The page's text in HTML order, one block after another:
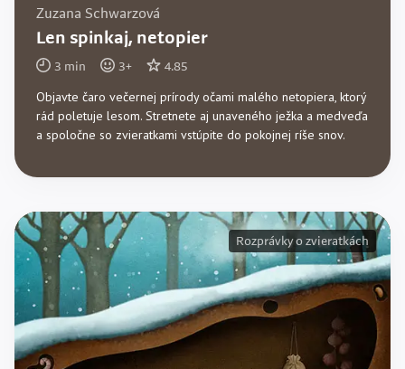
Zuzana Schwarzová
Len spinkaj, netopier
3 min 3+ 4.85
Objavte čaro večernej prírody očami malého netopiera, ktorý
rád poletuje lesom. Stretnete aj unaveného ježka a medveďa
a spoločne so zvieratkami vstúpite do pokojnej ríše snov.
Rozprávky o zvieratkách